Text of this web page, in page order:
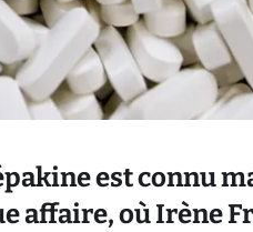
est connu
affaire, où Irène